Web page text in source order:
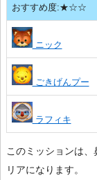
おすすめ度:★☆☆
ニック
ごきげんプー
ラフィキ
このミッションは
リアになります。